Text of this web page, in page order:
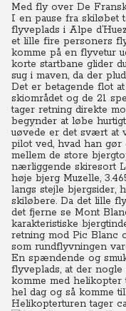
Med fly over De
I en pause fra skiløbet
flyveplads i Alpe
et lille fire personers
komme på en flyvetur
korte startbane glider
sug i maven, da der
Det er betagende flot
skiområdet og de 21
tager retning direkte
begynder at løbe
uøvede er det svært at
pilot ved, hvad han
mellem de store
nærliggende skiresort
høje bjerg Muzelle,
langs stejle bjergsider,
skiløbere. Da det lille
det fjerne se Mont
karakteristiske
retning mod Pic Blanc
som rundflyvningen
En spændende og
flyveplads, at der
komme med
hel dag og så komme
Helikopterturen tager